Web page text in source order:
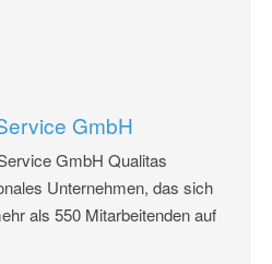
GmbH
GmbH Qualitas
Unternehmen, das sich
als 550 Mitarbeitenden auf